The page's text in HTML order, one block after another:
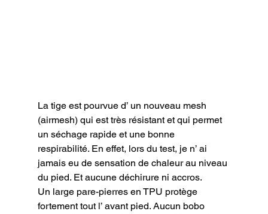
La tige est pourvue d’ un nouveau mesh
(airmesh) qui est très résistant et qui permet
un séchage rapide et une bonne
respirabilité. En effet, lors du test, je n’ ai
jamais eu de sensation de chaleur au niveau
du pied. Et aucune déchirure ni accros.
Un large pare-pierres en TPU protège
fortement tout l’ avant pied. Aucun bobo